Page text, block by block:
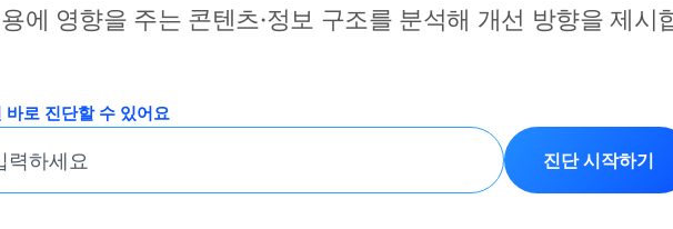
에 영향을 주는 콘텐츠·정보 구조를 분석해 개선 방향을 제시
로 진단할 수 있어요
진단 시작하기